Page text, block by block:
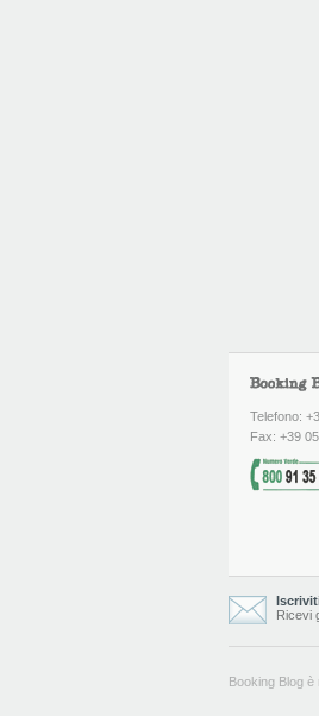
Telefono:
Fax: +39
Ricevi
Booking Blog